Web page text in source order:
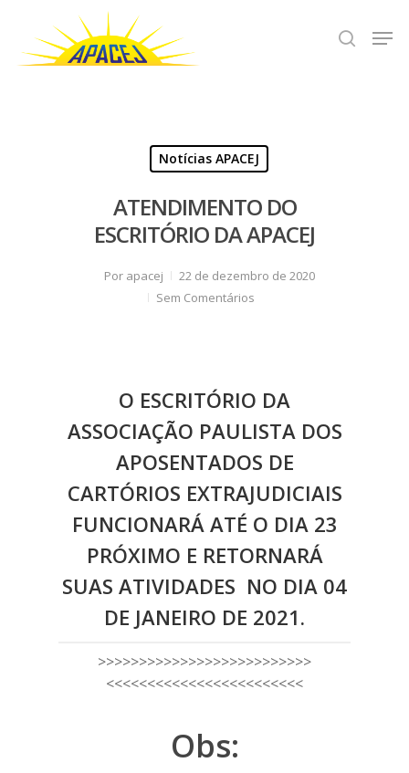
Notícias APACEJ
ATENDIMENTO DO
ESCRITÓRIO DA APACEJ
Por apacej
22 de dezembro de 2020
Sem Comentários
O ESCRITÓRIO DA
ASSOCIAÇÃO PAULISTA DOS
APOSENTADOS DE
CARTÓRIOS EXTRAJUDICIAIS
FUNCIONARÁ ATÉ O DIA 23
PRÓXIMO E RETORNARÁ
SUAS ATIVIDADES NO DIA 04
DE JANEIRO DE 2021.
>>>>>>>>>>>>>>>>>>>>>>>>>>
<<<<<<<<<<<<<<<<<<<<<<<<
Obs: